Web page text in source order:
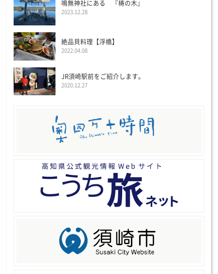
鳴無神社にある 『梼の木』
2023.12.28
絶品貝料理【浮橋】
2022.04.08
JR須崎駅前をご紹介します。
2020.12.27